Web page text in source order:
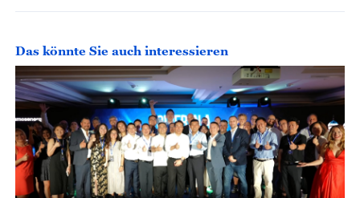
Das könnte Sie auch interessieren